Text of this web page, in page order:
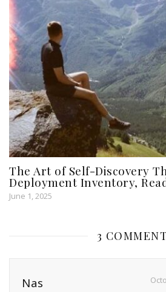
The Art of Self-Discovery
Deployment Inventory,
June 1, 2025
3
Nas